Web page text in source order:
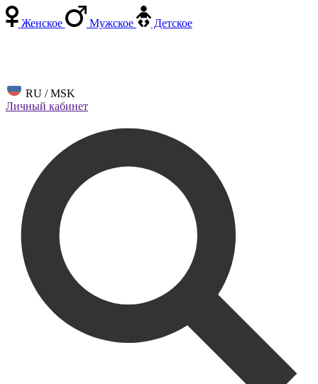
Женское Мужское Детское
RU / MSK
Личный кабинет